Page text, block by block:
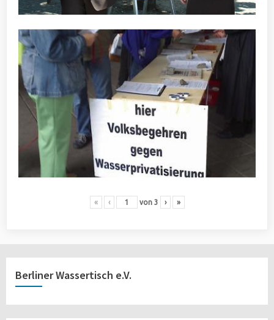
« ‹ von 3 › »
Berliner Wassertisch e.V.